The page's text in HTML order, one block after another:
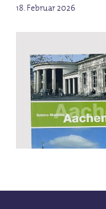
18. Februar 2026